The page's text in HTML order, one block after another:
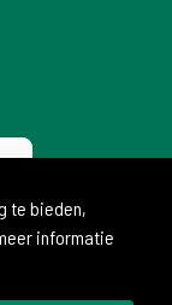
te bieden,
informatie